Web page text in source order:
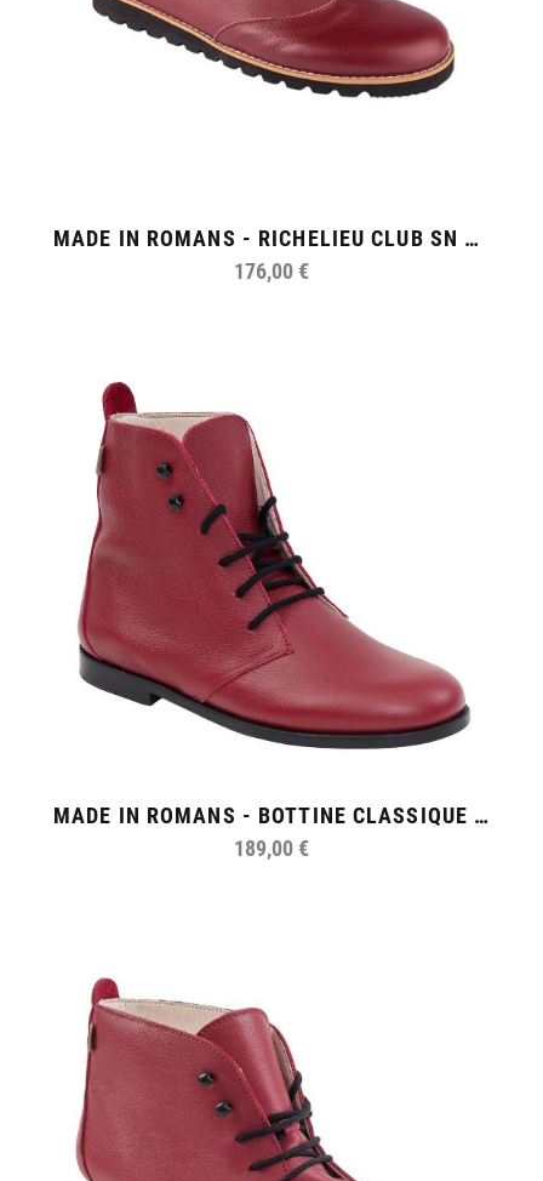
MADE IN ROMANS - RICHELIEU CLUB SN FEMME
176,00 €
MADE IN ROMANS - BOTTINE CLASSIQUE FEMME
189,00 €